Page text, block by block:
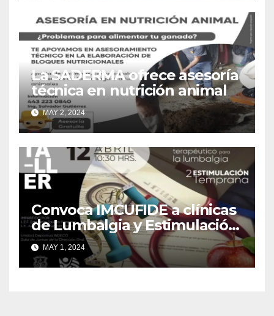
La SADERMA ofrece asesoría
técnica en nutrición animal
MAY 2, 2024
Convoca IMCUFIDE a clínicas
de Lumbalgia y Estimulación
Temprana
MAY 1, 2024